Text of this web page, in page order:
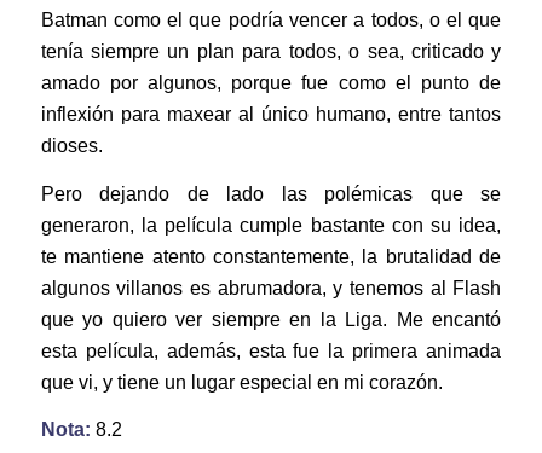
Batman como el que podría vencer a todos, o el que
tenía siempre un plan para todos, o sea, criticado y
amado por algunos, porque fue como el punto de
inflexión para maxear al único humano, entre tantos
dioses.
Pero dejando de lado las polémicas que se
generaron, la película cumple bastante con su idea,
te mantiene atento constantemente, la brutalidad de
algunos villanos es abrumadora, y tenemos al Flash
que yo quiero ver siempre en la Liga. Me encantó
esta película, además, esta fue la primera animada
que vi, y tiene un lugar especial en mi corazón.
Nota: 8.2